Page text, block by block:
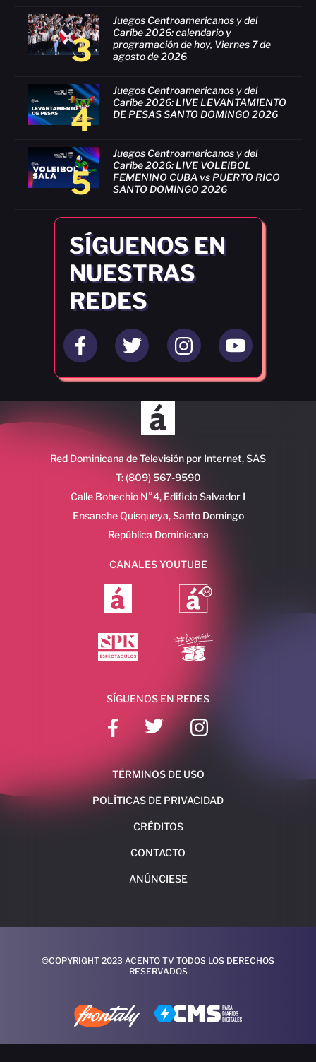
3
Juegos Centroamericanos y del
Caribe 2026: calendario y
programación de hoy, Viernes 7 de
agosto de 2026
4
Juegos Centroamericanos y del
Caribe 2026: LIVE LEVANTAMIENTO
DE PESAS SANTO DOMINGO 2026
5
Juegos Centroamericanos y del
Caribe 2026: LIVE VOLEIBOL
FEMENINO CUBA vs PUERTO RICO
SANTO DOMINGO 2026
SÍGUENOS EN
NUESTRAS
REDES
Red Dominicana de Televisión por Internet, SAS
T: (809) 567-9590
Calle Bohechio N°4, Edificio Salvador I
Ensanche Quisqueya, Santo Domingo
República Dominicana
CANALES YOUTUBE
SÍGUENOS EN REDES
TÉRMINOS DE USO
POLÍTICAS DE PRIVACIDAD
CRÉDITOS
CONTACTO
ANÚNCIESE
©COPYRIGHT 2023 ACENTO TV TODOS LOS DERECHOS
RESERVADOS